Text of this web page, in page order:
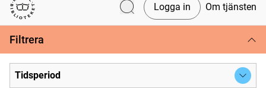
Svenska tidningar
Logga in Om tjänsten
Filtrera
Tidsperiod